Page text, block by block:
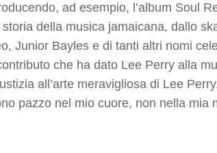
ad esempio, l’album Soul
della musica jamaicana, dallo
Junior Bayles e di tanti altri nomi
che ha dato Lee Perry alla
all’arte meravigliosa di Lee
pazzo nel mio cuore, non nella mia